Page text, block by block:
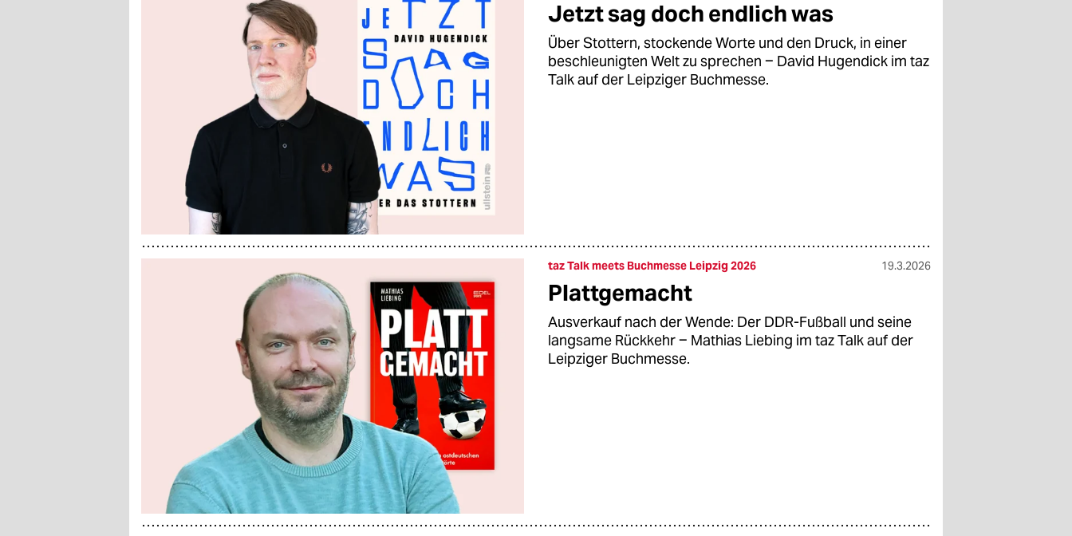
Jetzt sag doch endlich was
Über Stottern, stockende Worte und den Druck, in einer
beschleunigten Welt zu sprechen ‒ David Hugendick im taz
Talk auf der Leipziger Buchmesse.
taz Talk meets Buchmesse Leipzig 2026 19.3.2026
Plattgemacht
Ausverkauf nach der Wende: Der DDR-Fußball und seine
langsame Rückkehr ‒ Mathias Liebing im taz Talk auf der
Leipziger Buchmesse.